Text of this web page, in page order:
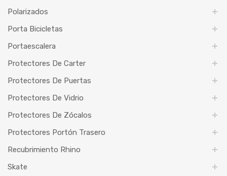
Polarizados
Porta Bicicletas
Portaescalera
Protectores De Carter
Protectores De Puertas
Protectores De Vidrio
Protectores De Zócalos
Protectores Portón Trasero
Recubrimiento Rhino
Skate